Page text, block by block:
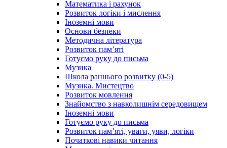
Математика і рахунок
Розвиток логіки і мислення
Іноземні мови
Основи безпеки
Методична література
Розвиток пам’яті
Готуємо руку до письма
Музика
Школа раннього розвитку (0-5)
Музика. Мистецтво
Розвиток мовлення
Знайомство з навколишнім середовищем
Іноземні мови
Готуємо руку до письма
Розвиток пам’яті, уваги, уяви, логіки
Початкові навики читання